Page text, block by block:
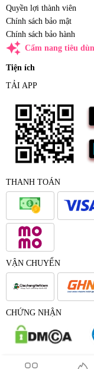
Quyền lợi thành viên
Chính sách bảo mật
Chính sách bảo hành
auto_awesome Cẩm nang tiêu
Tiện ích
TẢI APP
THANH TOÁN
VẬN CHUYỂN
CHỨNG NHẬN